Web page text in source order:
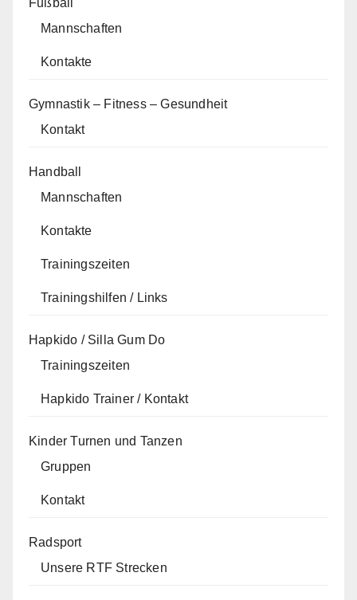
Mannschaften
Kontakte
Gymnastik – Fitness – Gesundheit
Kontakt
Handball
Mannschaften
Kontakte
Trainingszeiten
Trainingshilfen / Links
Hapkido / Silla Gum Do
Trainingszeiten
Hapkido Trainer / Kontakt
Kinder Turnen und Tanzen
Gruppen
Kontakt
Radsport
Unsere RTF Strecken